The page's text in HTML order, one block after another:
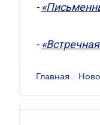
-
-
Главная /